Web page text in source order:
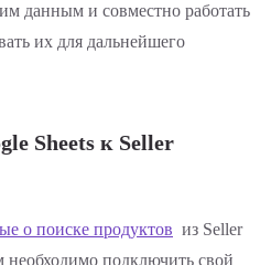
данным и совместно работать
их для дальнейшего
Sheets к Seller
о поиске продуктов из Seller
необходимо подключить свой